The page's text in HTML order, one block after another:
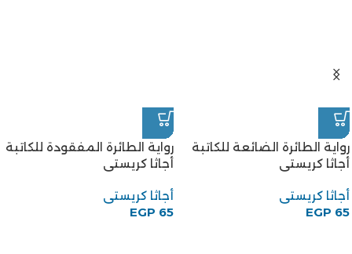
رواية الطائرة الضائعة للكاتبة
أجاثا كريستى
أجاثا كريستى
EGP 65
رواية الطائرة المفقودة للكاتبة
أجاثا كريستى
أجاثا كريستى
EGP 65